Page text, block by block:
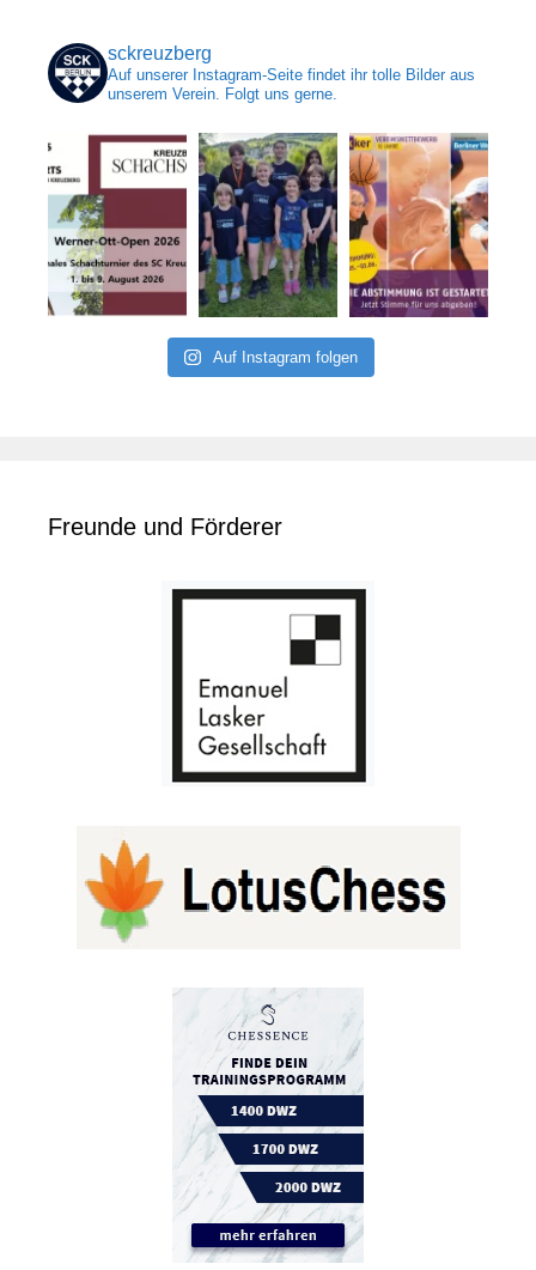
sckreuzberg
Auf unserer Instagram-Seite findet ihr tolle Bilder aus
unserem Verein. Folgt uns gerne.
Auf Instagram folgen
Freunde und Förderer